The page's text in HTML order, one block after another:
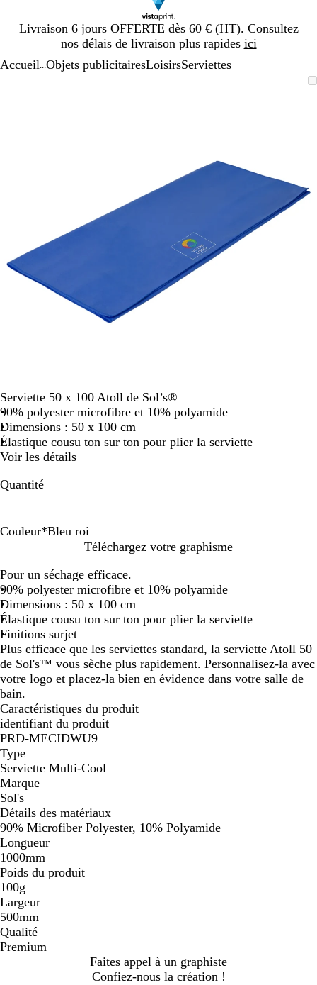
Livraison 6 jours OFFERTE dès 60 € (HT). Consultez
nos délais de livraison plus rapides ici
Diapositive
1
Accueil Objets publicitairesLoisirsServiettes
zoomer
fléchées
pour
faire
défiler
Serviette 50 x 100 Atoll de Sol’s®
90% polyester microfibre et 10% polyamide
Dimensions : 50 x 100 cm
Élastique cousu ton sur ton pour plier la serviette
Voir les détails
Quantité
Couleur*Bleu roi
i
r
e
u
r
o
i
r
t
p
o
m
m
e
a
n
c
Téléchargez votre graphisme
Pour un séchage efficace.
90% polyester microfibre et 10% polyamide
Dimensions : 50 x 100 cm
Élastique cousu ton sur ton pour plier la serviette
Finitions surjet
Plus efficace que les serviettes standard, la serviette Atoll 50
de Sol's™ vous sèche plus rapidement. Personnalisez-la avec
votre logo et placez-la bien en évidence dans votre salle de
bain.
Caractéristiques du produit
identifiant du produit
PRD-MECIDWU9
Type
Serviette Multi-Cool
Marque
Sol's
Détails des matériaux
90% Microfiber Polyester, 10% Polyamide
Longueur
1000mm
Poids du produit
100g
Largeur
500mm
Qualité
Premium
Faites appel à un graphiste
Confiez-nous la création !